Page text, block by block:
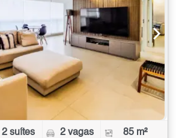
2 suítes 2 vagas 85 m²